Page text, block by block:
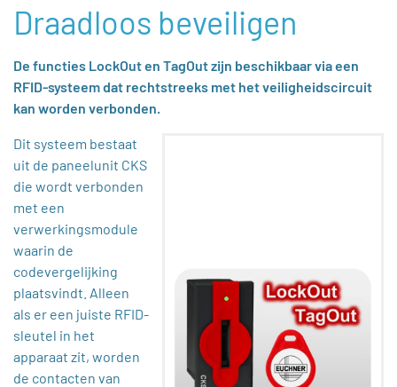
Draadloos beveiligen
De functies LockOut en TagOut zijn beschikbaar via een
RFID-systeem dat rechtstreeks met het veiligheidscircuit
kan worden verbonden.
Dit systeem bestaat
uit de paneelunit CKS
die wordt verbonden
met een
verwerkingsmodule
waarin de
codevergelijking
plaatsvindt. Alleen
als er een juiste RFID-
sleutel in het
apparaat zit, worden
de contacten van